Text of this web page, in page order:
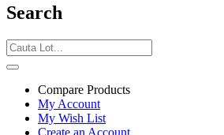
Search
Compare Products
My Account
My Wish List
Create an Account